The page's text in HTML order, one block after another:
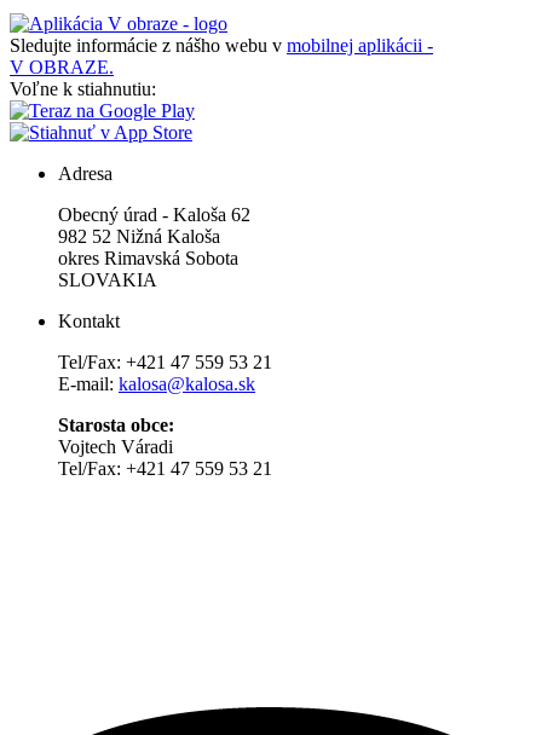
Sledujte informácie z nášho webu v mobilnej aplikácii -
V OBRAZE.
Voľne k stiahnutiu:
Adresa
Obecný úrad - Kaloša 62
982 52 Nižná Kaloša
okres Rimavská Sobota
SLOVAKIA
Kontakt
Tel/Fax: +421 47 559 53 21
E-mail: kalosa@kalosa.sk
Starosta obce:
Vojtech Váradi
Tel/Fax: +421 47 559 53 21